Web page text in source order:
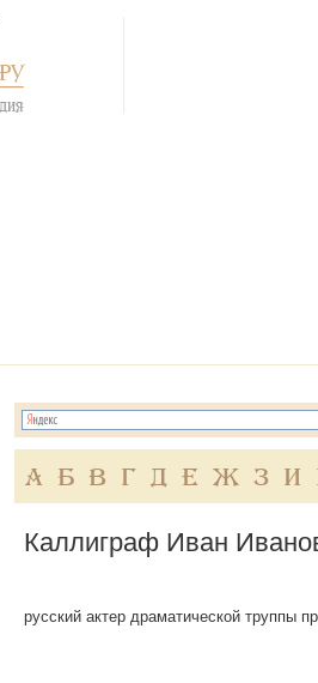
А Б В Г Д Е Ж З И
Каллиграф Иван
русский актер драматической труппы